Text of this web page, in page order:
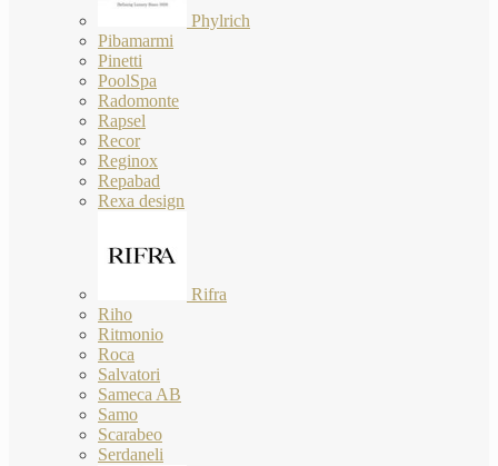
Phylrich
Pibamarmi
Pinetti
PoolSpa
Radomonte
Rapsel
Recor
Reginox
Repabad
Rexa design
Rifra
Riho
Ritmonio
Roca
Salvatori
Sameca AB
Samo
Scarabeo
Serdaneli